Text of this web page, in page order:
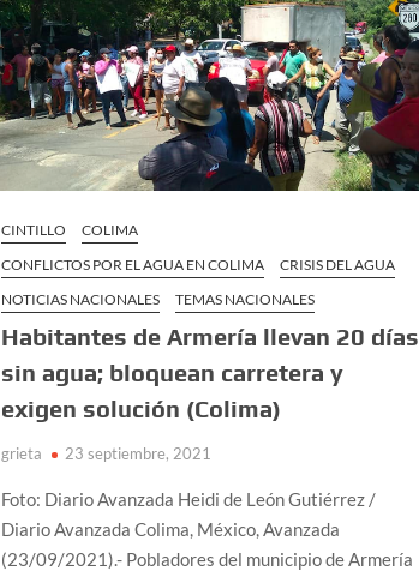
CINTILLO
COLIMA
CONFLICTOS POR EL AGUA EN COLIMA
CRISIS DEL AGUA
NOTICIAS NACIONALES
TEMAS NACIONALES
Habitantes de Armería llevan 20 días
sin agua; bloquean carretera y
exigen solución (Colima)
grieta 23 septiembre, 2021
Foto: Diario Avanzada Heidi de León Gutiérrez /
Diario Avanzada Colima, México, Avanzada
(23/09/2021).- Pobladores del municipio de Armería